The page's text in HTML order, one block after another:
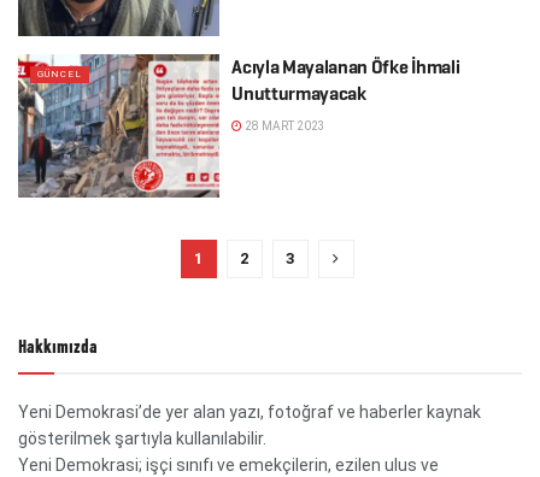
GÜNCEL
Acıyla Mayalanan Öfke İhmali
Unutturmayacak
28 MART 2023
1 2 3
Hakkımızda
Yeni Demokrasi’de yer alan yazı, fotoğraf ve haberler kaynak
gösterilmek şartıyla kullanılabilir.
Yeni Demokrasi; işçi sınıfı ve emekçilerin, ezilen ulus ve